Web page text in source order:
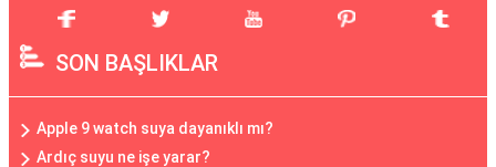
SON BAŞLIKLAR
Apple 9 watch suya dayanıklı mı?
Ardıç suyu ne işe yarar?